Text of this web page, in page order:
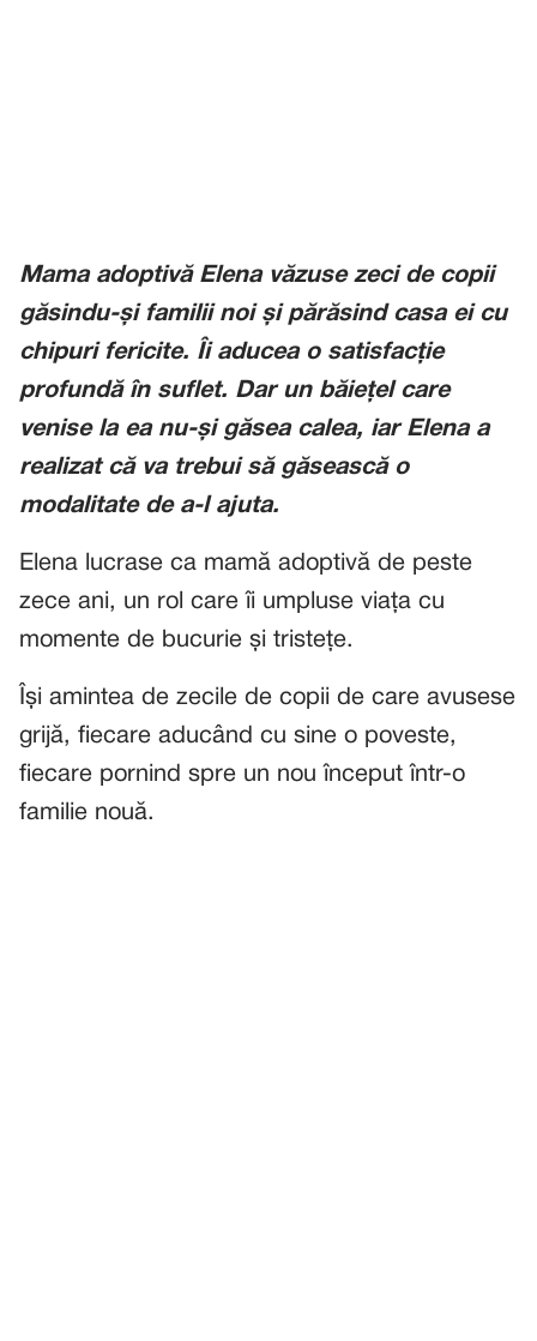
Mama adoptivă Elena văzuse zeci de copii
găsindu-și familii noi și părăsind casa ei cu
chipuri fericite. Îi aducea o satisfacție
profundă în suflet. Dar un băiețel care
venise la ea nu-și găsea calea, iar Elena a
realizat că va trebui să găsească o
modalitate de a-l ajuta.
Elena lucrase ca mamă adoptivă de peste
zece ani, un rol care îi umpluse viața cu
momente de bucurie și tristețe.
Își amintea de zecile de copii de care avusese
grijă, fiecare aducând cu sine o poveste,
fiecare pornind spre un nou început într-o
familie nouă.